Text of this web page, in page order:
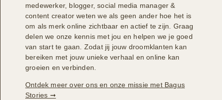
medewerker, blogger, social media manager &
content creator weten we als geen ander hoe het is
om als merk online zichtbaar en actief te zijn. Graag
delen we onze kennis met jou en helpen we je goed
van start te gaan. Zodat jij jouw droomklanten kan
bereiken met jouw unieke verhaal en online kan
groeien en verbinden.
Ontdek meer over ons en onze missie met Bagus
Stories ➞